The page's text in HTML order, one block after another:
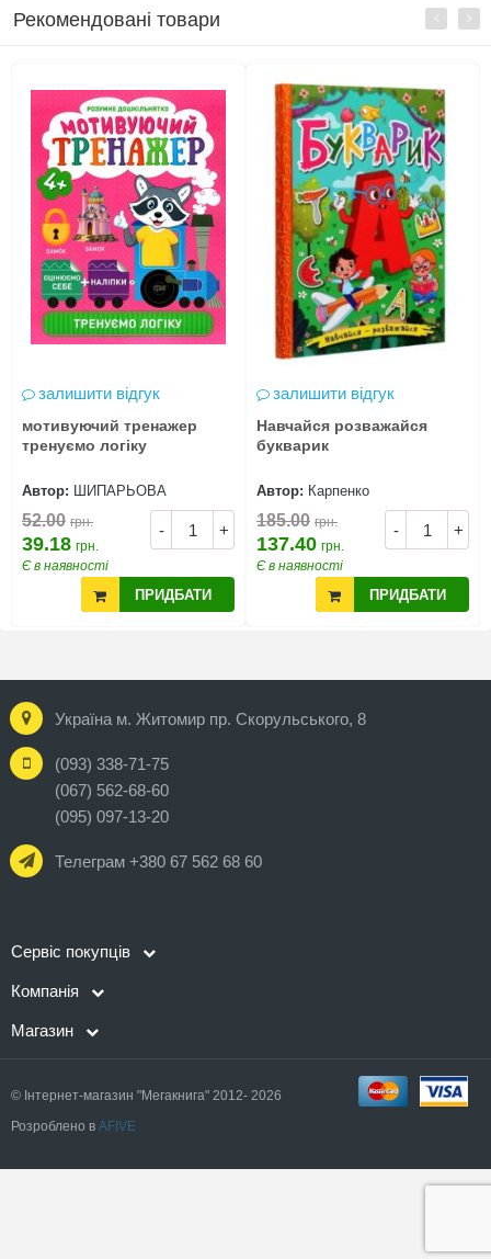
Рекомендовані товари
залишити відгук
мотивуючий тренажер
тренуємо логіку
Автор: ШИПАРЬОВА
- +
52.00 грн.
39.18 грн.
Є в наявності
ПРИДБАТИ
залишити відгук
Навчайся розважайся
букварик
Автор: Карпенко
- +
185.00 грн.
137.40 грн.
Є в наявності
ПРИДБАТИ
Україна м. Житомир пр. Скорульського, 8
(093) 338-71-75
(067) 562-68-60
(095) 097-13-20
Телеграм +380 67 562 68 60
Сервіс покупців
Компанія
Магазин
© Інтернет-магазин "Мегакнига" 2012- 2026
Розроблено в AFIVE